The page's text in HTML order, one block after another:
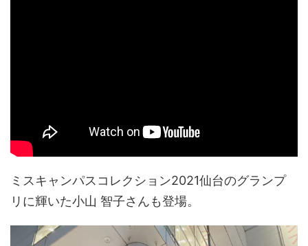
ミスキャンパスコレクション2021仙台のグランプ
リに輝いた小山 智子さんも登場。